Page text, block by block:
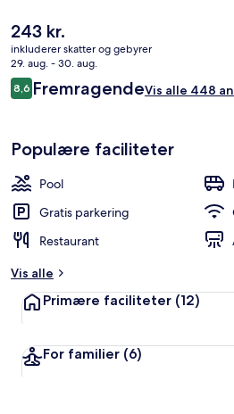
hjælpsomme personale.
Den
nuværende
pris
er
243 kr.
243 kr.
inkluderer skatter og gebyrer
29. aug. - 30. aug.
Anmeldelser
8,68,6 ud af 10.
FremragendeVis alle 448
Populære faciliteter
Pool
Gratis parkering
Restaurant
Vis alle
Primære faciliteter (12)
For familier (6)